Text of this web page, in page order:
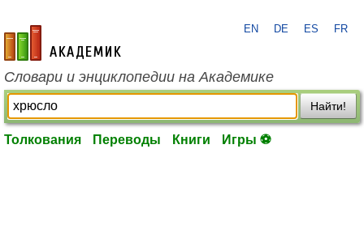
academic.ru
EN DE ES FR
Словари и энциклопедии на Академике
Найти!
Толкования Переводы Книги Игры ⚽